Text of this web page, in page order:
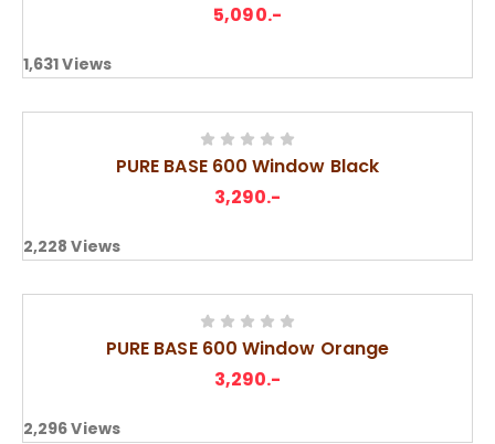
5,090.-
1,631Views
PURE BASE 600 Window Black
3,290.-
2,228 Views
PURE BASE 600 Window Orange
3,290.-
2,296Views